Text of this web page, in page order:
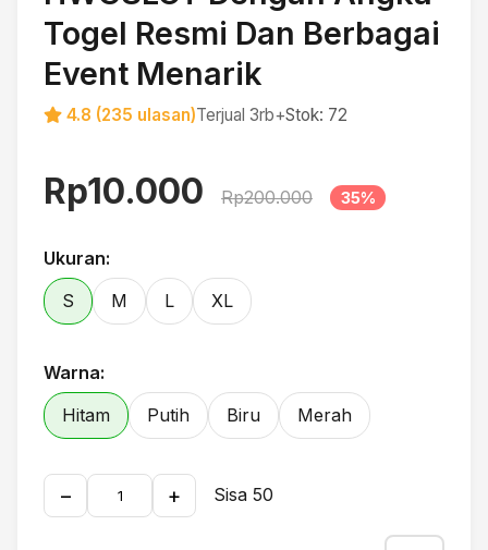
Togel Resmi Dan Berbagai
Event Menarik
4.8 (235 ulasan)Terjual 3rb+Stok: 72
Rp10.000 Rp200.000 35%
Ukuran:
S
M L XL
Warna:
Hitam
Putih Biru Merah
− + Sisa 50